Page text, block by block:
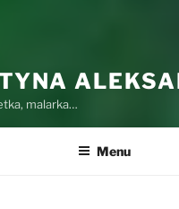
malarka…
Menu